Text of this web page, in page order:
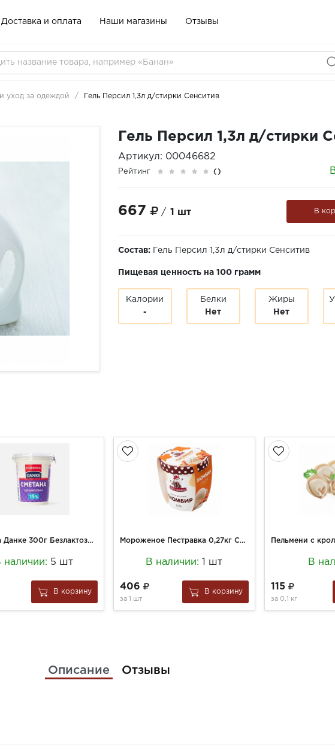
Доставка и оплата Наши магазины Отзывы
уход за одеждой Гель Персил 1,3л д/стирки Сенситив
Гель Персил 1,3л д/стирки
Артикул: 00046682
Рейтинг ()
667 / 1 шт В
Состав: Гель Персил 1,3л д/стирки Сенситив
Пищевая ценность на 100 грамм
Калории
-
Белки
Нет
Жиры
Нет
Сметана Данке 300г Безлактозная 15% стакан
наличии: 5 шт
В корзину
Мороженое Пестравка 0,27кг Соленая карамель ведро
В наличии: 1 шт
406
за 1 шт
В корзину
В
115
за 0.1 кг
Описание Отзывы